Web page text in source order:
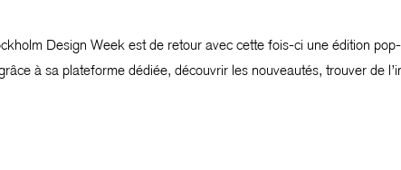
Design Week est de retour avec cette fois-ci une édition
à sa plateforme dédiée, découvrir les nouveautés, trouver de